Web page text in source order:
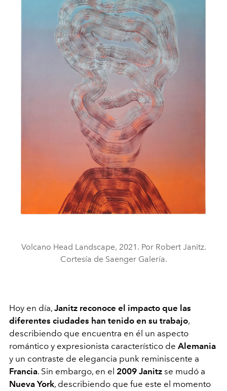
Volcano Head Landscape, 2021. Por Robert Janitz.
Cortesía de Saenger Galería.
Hoy en día, Janitz reconoce el impacto que las
diferentes ciudades han tenido en su trabajo,
describiendo que encuentra en él un aspecto
romántico y expresionista característico de Alemania
y un contraste de elegancia punk reminiscente a
Francia. Sin embargo, en el 2009 Janitz se mudó a
Nueva York, describiendo que fue este el momento